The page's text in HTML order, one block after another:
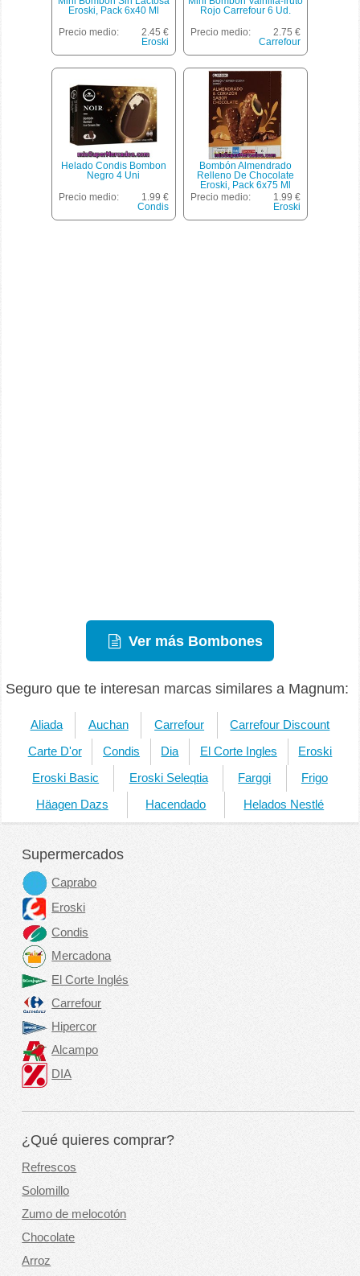
Eroski, Pack 6x40 Ml
Precio medio:
2.45 €
Eroski
Rojo Carrefour 6 Ud.
Precio medio:
2.75 €
Carrefour
Helado Condis Bombon
Negro 4 Uni
Precio medio:
1.99 €
Condis
Bombón Almendrado
Relleno De Chocolate
Eroski, Pack 6x75 Ml
Precio medio:
1.99 €
Eroski
Ver más Bombones
Seguro que te interesan marcas similares a Magnum:
Aliada Auchan Carrefour Carrefour Discount
Carte D'or Condis Dia El Corte Ingles Eroski
Eroski Basic Eroski Seleqtia Farggi Frigo
Häagen Dazs Hacendado Helados Nestlé
Supermercados
Caprabo
Eroski
Condis
Mercadona
El Corte Inglés
Carrefour
Hipercor
Alcampo
DIA
¿Qué quieres comprar?
Refrescos
Solomillo
Zumo de melocotón
Chocolate
Arroz